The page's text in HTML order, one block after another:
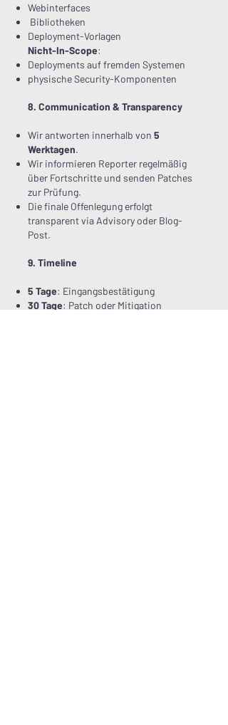
Webinterfaces
Bibliotheken
Deployment-Vorlagen
Nicht-In-Scope:
Deployments auf fremden Systemen
physische Security-Komponenten
8. Communication & Transparency
Wir antworten innerhalb von 5
Werktagen.
Wir informieren Reporter regelmäßig
über Fortschritte und senden Patches
zur Prüfung.
Die finale Offenlegung erfolgt
transparent via Advisory oder Blog-
Post.
9. Timeline
5 Tage: Eingangsbestätigung
30 Tage: Patch oder Mitigation